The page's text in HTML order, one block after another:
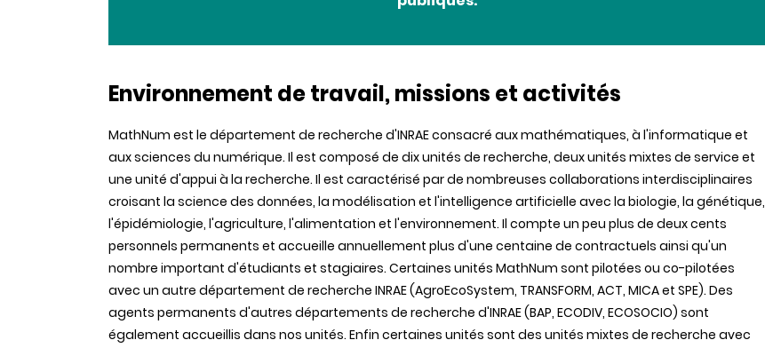
Environnement de travail, missions et activités
MathNum est le département de recherche d'INRAE consacré aux mathématiques, à l'informatique et
aux sciences du numérique. Il est composé de dix unités de recherche, deux unités mixtes de service et
une unité d'appui à la recherche. Il est caractérisé par de nombreuses collaborations interdisciplinaires
croisant la science des données, la modélisation et l'intelligence artificielle avec la biologie, la génétique,
l'épidémiologie, l'agriculture, l'alimentation et l'environnement. Il compte un peu plus de deux cents
personnels permanents et accueille annuellement plus d'une centaine de contractuels ainsi qu'un
nombre important d'étudiants et stagiaires. Certaines unités MathNum sont pilotées ou co-pilotées
avec un autre département de recherche INRAE (AgroEcoSystem, TRANSFORM, ACT, MICA et SPE). Des
agents permanents d'autres départements de recherche d'INRAE (BAP, ECODIV, ECOSOCIO) sont
également accueillis dans nos unités. Enfin certaines unités sont des unités mixtes de recherche avec